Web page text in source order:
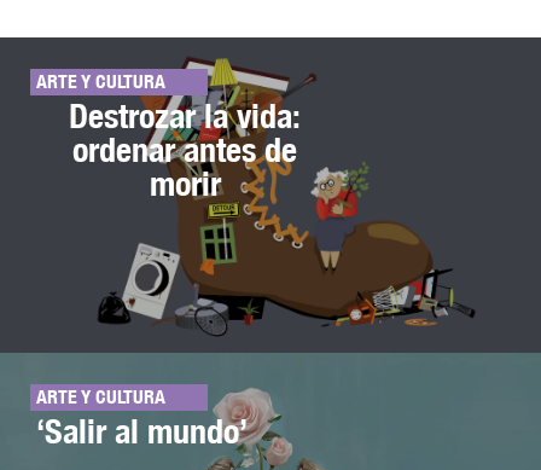
ARTE Y CULTURA
Destrozar la vida:
ordenar antes de
morir
ARTE Y CULTURA
‘Salir al mundo’